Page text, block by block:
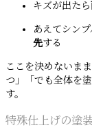
キズが出たら
あえてシン
先する
ここを決めないま
つ」「でも全体を
す。
特殊仕上げの塗